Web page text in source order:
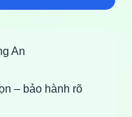
An
– bảo hành rõ